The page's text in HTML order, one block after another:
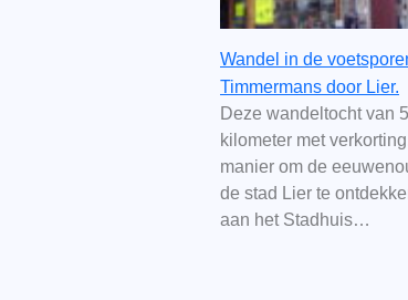
Wandel in de
Timmermans door Lier.
Deze wandeltocht van
kilometer met
manier om de
de stad Lier te
aan het Stadhuis…